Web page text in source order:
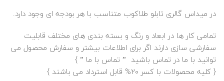
در میداس گالری تابلو طلاکوب متناسب با هر بودجه ای وجود دارد.
تمامی کار ها در ابعاد و رنگ و بسته بندی های مختلف قابلیت
سفارشی سازی دارند اگر برای اطلاعات بیشتر و سفارش محصول می
توانید با ما در تماس باشید ” تماس با ما ” }
{ کلیه محصولات با کسر 20% قابل استرداد می باشند }